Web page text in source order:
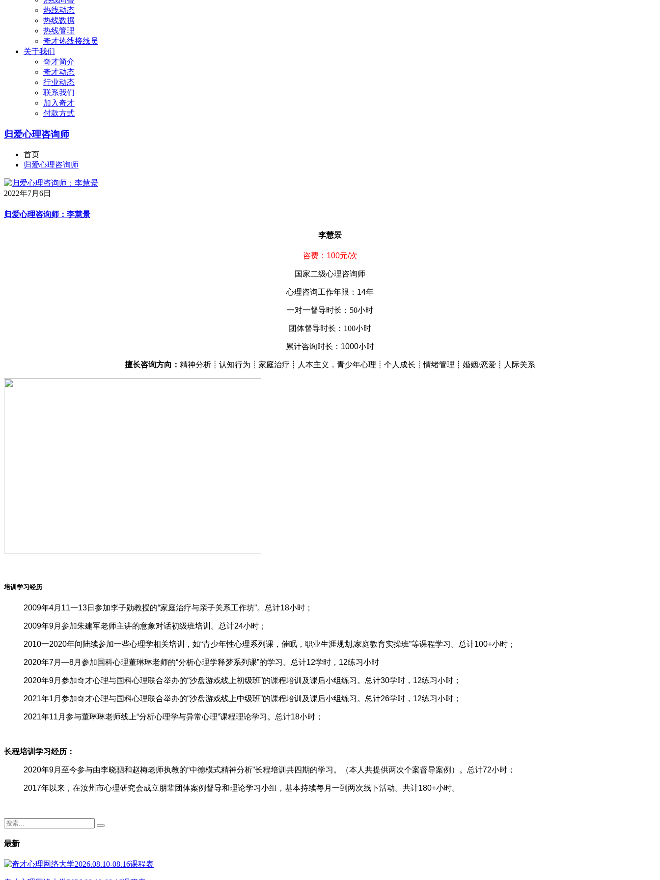
热线动态
热线数据
热线管理
奇才热线接线员
关于我们
奇才简介
奇才动态
行业动态
联系我们
加入奇才
付款方式
归爱心理咨询师
首页
归爱心理咨询师
2022年7月6日
归爱心理咨询师：李慧景
李慧景
咨费：100元/次
国家二级心理咨询师
心理咨询工作年限：14年
一对一督导时长：50小时
团体督导时长：100小时
累计咨询时长：1000小时
擅长咨询方向： 精神分析┋认知行为┋家庭治疗┋人本主义，青少年心理┋个人成长┋情绪管理┋婚姻/恋爱┋人际关系
培训学习经历
2009年4月11一13日参加李子勋教授的“家庭治疗与亲子关系工作坊”。总计18小时；
2009年9月参加朱建军老师主讲的意象对话初级班培训。总计24小时；
2010一2020年间陆续参加一些心理学相关培训，如“青少年性心理系列课，催眠，职业生涯规划,家庭教育实操班”等课程学习。总计100+小时；
2020年7月—8月参加国科心理董琳琳老师的“分析心理学释梦系列课”的学习。总计12学时，12练习小时
2020年9月参加奇才心理与国科心理联合举办的“沙盘游戏线上初级班”的课程培训及课后小组练习。总计30学时，12练习小时；
2021年1月参加奇才心理与国科心理联合举办的“沙盘游戏线上中级班”的课程培训及课后小组练习。总计26学时，12练习小时；
2021年11月参与董琳琳老师线上“分析心理学与异常心理”课程理论学习。总计18小时；
长程培训学习经历：
2020年9月至今参与由李晓驷和赵梅老师执教的“中德模式精神分析”长程培训共四期的学习。（本人共提供两次个案督导案例）。总计72小时；
2017年以来，在汝州市心理研究会成立朋辈团体案例督导和理论学习小组，基本持续每月一到两次线下活动。共计180+小时。
最新